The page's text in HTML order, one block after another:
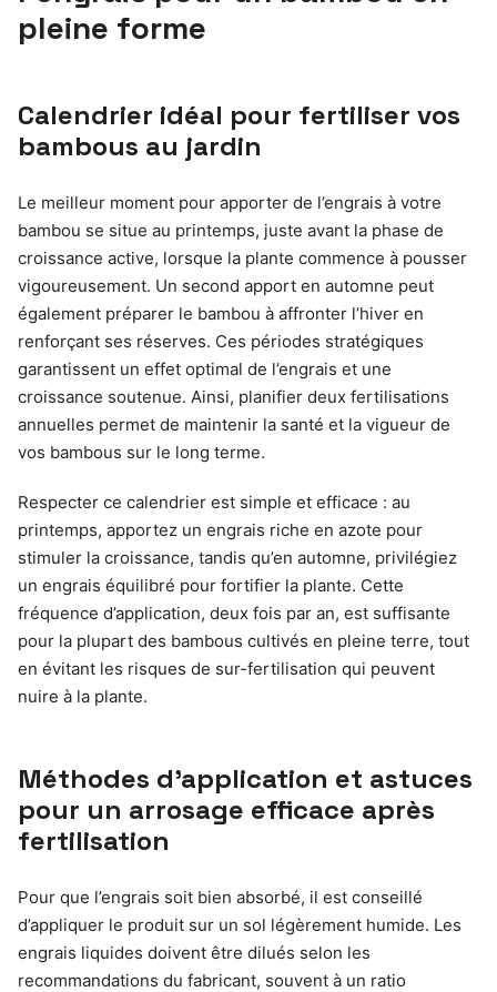
pleine forme
Calendrier idéal pour fertiliser vos
bambous au jardin
Le meilleur moment pour apporter de l’engrais à votre
bambou se situe au printemps, juste avant la phase de
croissance active, lorsque la plante commence à pousser
vigoureusement. Un second apport en automne peut
également préparer le bambou à affronter l’hiver en
renforçant ses réserves. Ces périodes stratégiques
garantissent un effet optimal de l’engrais et une
croissance soutenue. Ainsi, planifier deux fertilisations
annuelles permet de maintenir la santé et la vigueur de
vos bambous sur le long terme.
Respecter ce calendrier est simple et efficace : au
printemps, apportez un engrais riche en azote pour
stimuler la croissance, tandis qu’en automne, privilégiez
un engrais équilibré pour fortifier la plante. Cette
fréquence d’application, deux fois par an, est suffisante
pour la plupart des bambous cultivés en pleine terre, tout
en évitant les risques de sur-fertilisation qui peuvent
nuire à la plante.
Méthodes d’application et astuces
pour un arrosage efficace après
fertilisation
Pour que l’engrais soit bien absorbé, il est conseillé
d’appliquer le produit sur un sol légèrement humide. Les
engrais liquides doivent être dilués selon les
recommandations du fabricant, souvent à un ratio